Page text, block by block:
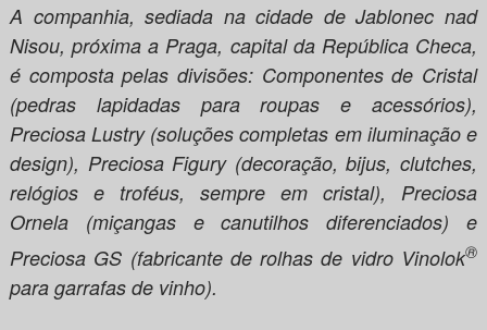
A companhia, sediada na cidade de Jablonec nad
Nisou, próxima a Praga, capital da República Checa,
é composta pelas divisões: Componentes de Cristal
(pedras lapidadas para roupas e acessórios),
Preciosa Lustry (soluções completas em iluminação e
design), Preciosa Figury (decoração, bijus, clutches,
relógios e troféus, sempre em cristal), Preciosa
Ornela (miçangas e canutilhos diferenciados) e
Preciosa GS (fabricante de rolhas de vidro Vinolok®
para garrafas de vinho).